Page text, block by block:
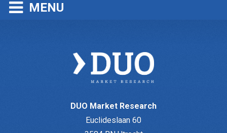
MENU
DUO Market Research
Euclideslaan 60